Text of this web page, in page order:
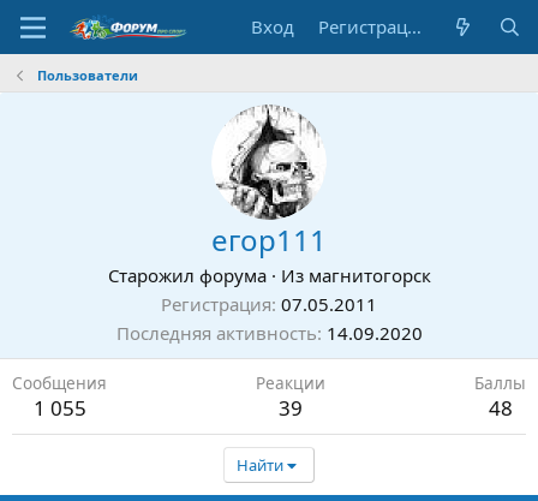
Вход Регистрация
Пользователи
егор111
Старожил форума · Из магнитогорск
Регистрация 07.05.2011
Последняя активность 14.09.2020
Сообщения
1 055
Реакции
39
Баллы
48
Найти